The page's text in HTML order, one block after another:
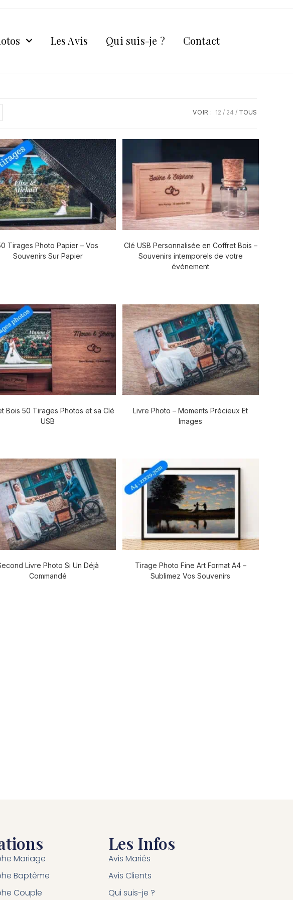
Les Avis Qui suis-je ? Contact
VOIR : 12 24 TOUS
Tirages Photo Papier – Vos
Souvenirs Sur Papier
Clé USB Personnalisée en Coffret Bois –
Souvenirs intemporels de votre
événement
Bois 50 Tirages Photos et sa Clé
USB
Livre Photo – Moments Précieux Et
Images
Livre Photo Si Un Déjà
Commandé
Tirage Photo Fine Art Format A4 –
Sublimez Vos Souvenirs
Mariage
Baptême
Couple
Les Infos
Avis Mariés
Avis Clients
Qui suis-je ?